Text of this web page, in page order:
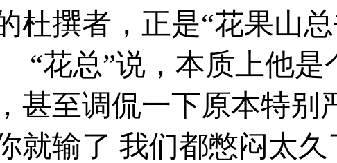
杜撰者，正是“花果山
总”说，本质上他是
甚至调侃一下原本特别
就输了 我们都憋闷太